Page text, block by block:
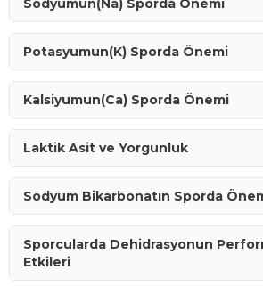
Sodyumun(Na) Sporda Önemi
Potasyumun(K) Sporda Önemi
Kalsiyumun(Ca) Sporda Önemi
Laktik Asit ve Yorgunluk
Sodyum Bikarbonatın Sporda
Sporcularda Dehidrasyonun
Etkileri